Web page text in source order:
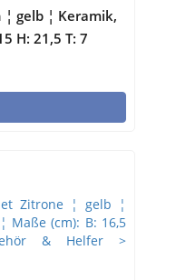
gelb ¦ Keramik,
H: 21,5 T: 7
-